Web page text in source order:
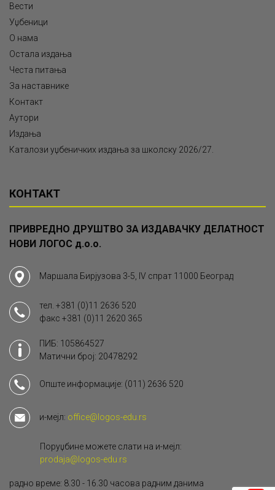
Вести
Уџбеници
О нама
Остала издања
Честа питања
За наставнике
Контакт
Аутори
Издања
Каталози уџбеничких издања за школску 2026/27.
КОНТАКТ
ПРИВРЕДНО ДРУШТВО ЗА ИЗДАВАЧКУ ДЕЛАТНОСТ
НОВИ ЛОГОС д.о.о.
Маршала Бирјузова 3-5, IV спрат 11000 Београд
тел. +381 (0)11 2636 520
факс +381 (0)11 2620 365
ПИБ: 105864527
Матични број: 20478292
Опште информације: (011) 2636 520
и-мејл: office@logos-edu.rs
Поруџбине можете слати на и-мејл:
prodaja@logos-edu.rs
радно време: 8.30 - 16.30 часова радним данима